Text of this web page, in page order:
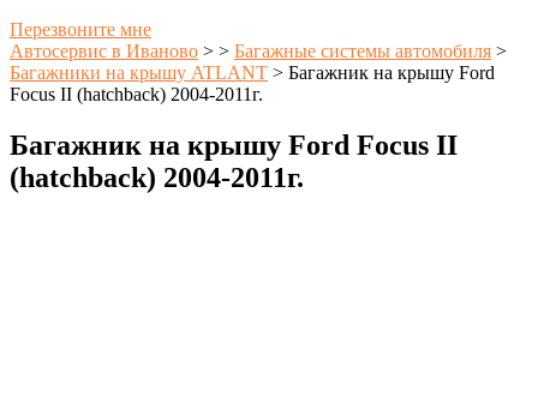
Перезвоните мне
Автосервис в Иваново > > Багажные системы автомобиля >
Багажники на крышу ATLANT > Багажник на крышу Ford
Focus II (hatchback) 2004-2011г.
Багажник на крышу Ford Focus II
(hatchback) 2004-2011г.